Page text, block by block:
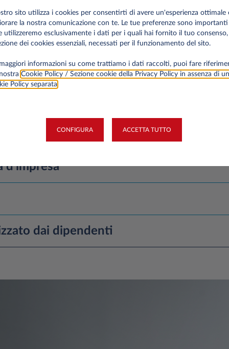
d'impresa
dai dipendenti
sito utilizza i cookies per consentirti di avere un'esperienza ottimale
la nostra comunicazione con te. Le tue preferenze sono
utilizzeremo esclusivamente i dati per i quali hai fornito il tuo consenso,
dei cookies essenziali, necessati per il funzionamento del sito.
informazioni su come trattiamo i dati raccolti, puoi fare
Cookie Policy / Sezione cookie della Privacy Policy in assenza di
Policy separata
CONFIGURA ACCETTA TUTTO